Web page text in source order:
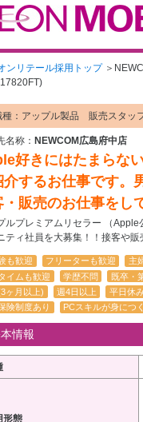
ンリテール採用トップ ＞
種：アップル製品 販売スタッフ
名称： NEWCOM広島府中店
好きにはたまらな
介するお仕事です。
・販売のお仕事をし
ルプレミアムリセラー （
ティ社員を大募集！！接客や
も歓迎 フリーターも歓迎 主
イムも歓迎
学歴不問 既卒・
ヶ月以上)
週4日以上 平日休
険制度あり
PCスキルが身につく
情報
形態